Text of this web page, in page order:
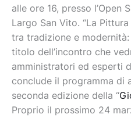
alle ore 16, presso l’Open
Largo San Vito. “La
tra tradizione e
titolo dell’incontro che
amministratori ed esperti
conclude il programma di
seconda edizione della “
Proprio il prossimo 24